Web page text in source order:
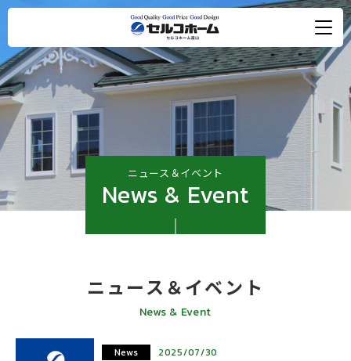
ニュース＆イベント
News & Event
ニュース＆イベント
News & Event
News 2025/07/30